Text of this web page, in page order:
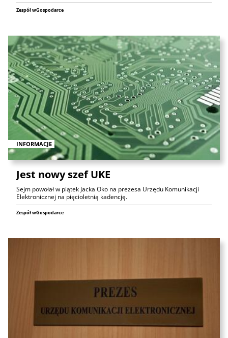
Zespół wGospodarce
INFORMACJE
Jest nowy szef UKE
Sejm powołał w piątek Jacka Oko na prezesa Urzędu Komunikacji
Elektronicznej na pięcioletnią kadencję.
Zespół wGospodarce